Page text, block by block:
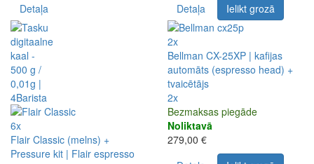
Detaļa
Detaļa
Ielikt grozā
6x
Flair Classic (melns) +
Pressure kit | Flair espresso
2x
Bellman CX-25XP | kafijas
automāts (espresso head) +
tvaicētājs
2x
Bezmaksas piegāde
Noliktavā
279,00 €